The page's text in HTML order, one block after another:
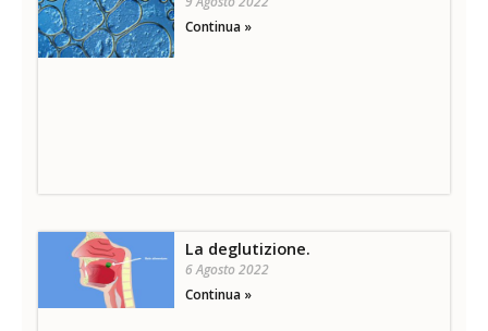
Continua »
La deglutizione.
6 Agosto 2022
Continua »